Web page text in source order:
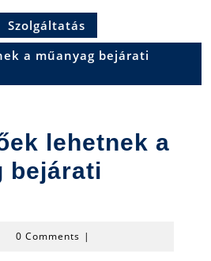
Szolgáltatás
a műanyag bejárati
lehetnek a
bejárati
0 Comments |